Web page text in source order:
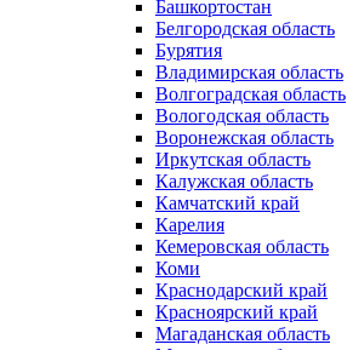
Башкортостан
Белгородская область
Бурятия
Владимирская область
Волгоградская область
Вологодская область
Воронежская область
Иркутская область
Калужская область
Камчатский край
Карелия
Кемеровская область
Коми
Краснодарский край
Красноярский край
Магаданская область